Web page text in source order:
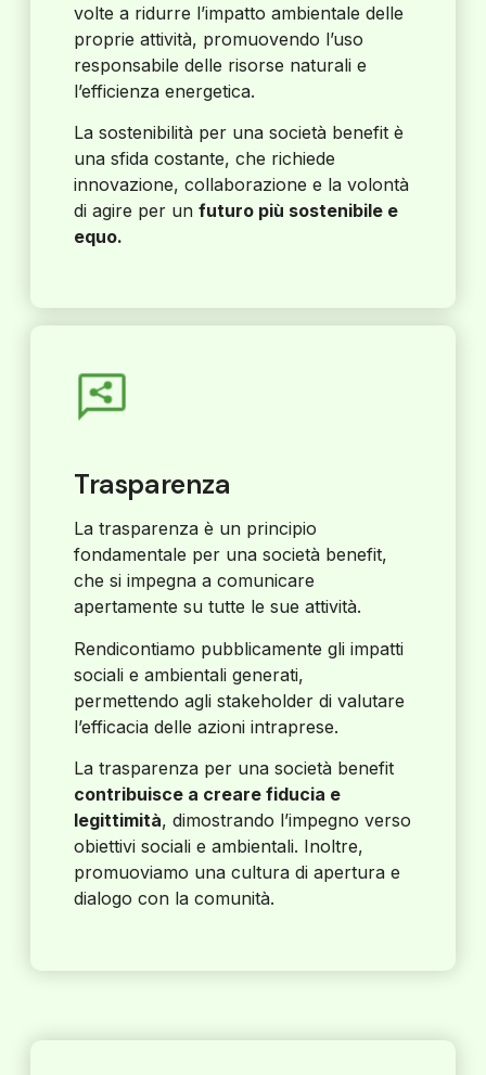
volte a ridurre l’impatto ambientale delle
proprie attività, promuovendo l’uso
responsabile delle risorse naturali e
l’efficienza energetica.
La sostenibilità per una società benefit è
una sfida costante, che richiede
innovazione, collaborazione e la volontà
di agire per un futuro più sostenibile e
equo.
Trasparenza
La trasparenza è un principio
fondamentale per una società benefit,
che si impegna a comunicare
apertamente su tutte le sue attività.
Rendicontiamo pubblicamente gli impatti
sociali e ambientali generati,
permettendo agli stakeholder di valutare
l’efficacia delle azioni intraprese.
La trasparenza per una società benefit
contribuisce a creare fiducia e
legittimità, dimostrando l’impegno verso
obiettivi sociali e ambientali. Inoltre,
promuoviamo una cultura di apertura e
dialogo con la comunità.